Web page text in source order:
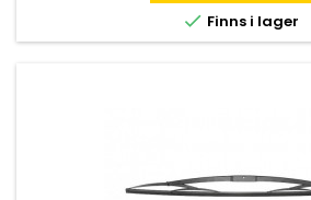
 Finns i lager